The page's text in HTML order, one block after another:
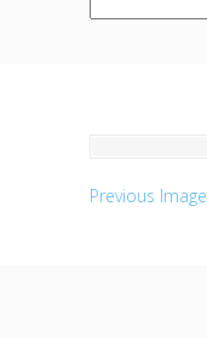
Previous Image